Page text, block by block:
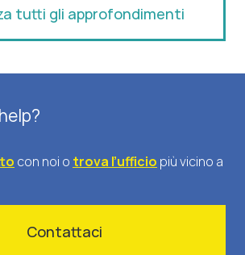
tutti gli approfondimenti
con noi o trova l’ufficio più vicino a
Contattaci